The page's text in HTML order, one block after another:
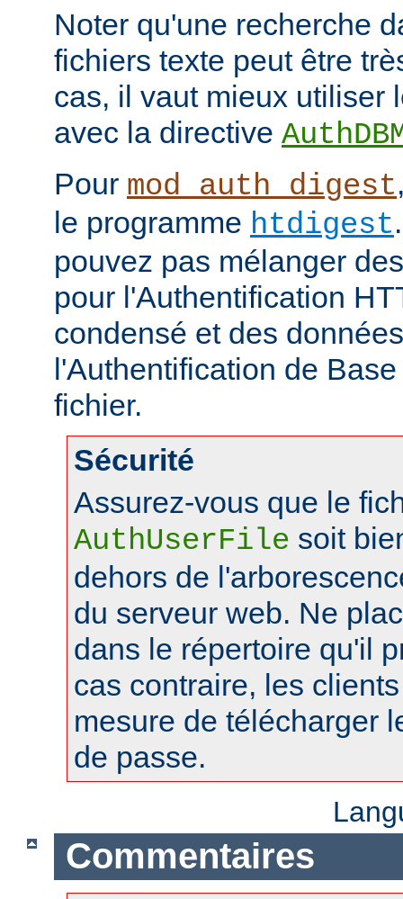
Noter qu'une recherche
fichiers texte peut être
cas, il vaut mieux utiliser
avec la directive
Pour mod_auth_digest
le programme htdigest
pouvez pas mélanger
pour l'Authentification
condensé et des
l'Authentification de
fichier.
Sécurité
Assurez-vous que le
AuthUserFile soit
dehors de
du serveur web. Ne
dans le répertoire qu'il
cas contraire, les
mesure de télécharger
de passe.
Commentaires